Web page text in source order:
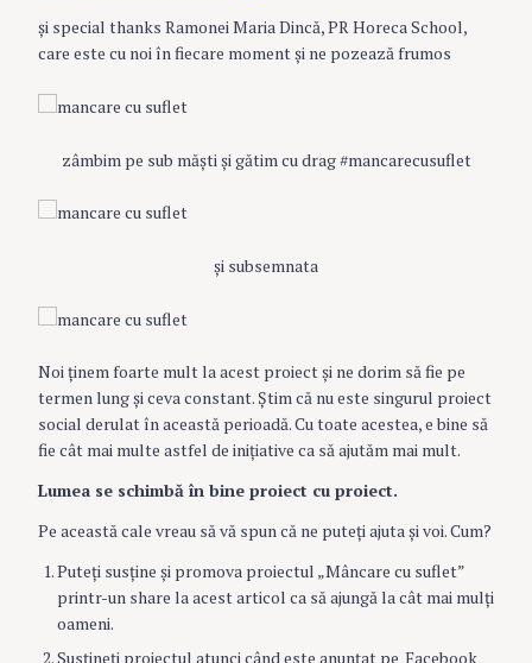
şi special thanks Ramonei Maria Dincă, PR Horeca School,
care este cu noi în fiecare moment şi ne pozează frumos
zâmbim pe sub măşti şi gătim cu drag #mancarecusuflet
şi subsemnata
Noi ţinem foarte mult la acest proiect şi ne dorim să fie pe
termen lung şi ceva constant. Ştim că nu este singurul proiect
social derulat în această perioadă. Cu toate acestea, e bine să
fie cât mai multe astfel de iniţiative ca să ajutăm mai mult.
Lumea se schimbă în bine proiect cu proiect.
Pe această cale vreau să vă spun că ne puteţi ajuta şi voi. Cum?
Puteţi susţine şi promova proiectul „Mâncare cu suflet”
printr-un share la acest articol ca să ajungă la cât mai mulţi
oameni.
Susţineţi proiectul atunci când este anunţat pe Facebook